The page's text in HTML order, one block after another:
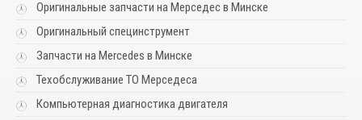
Оригинальные запчасти на Мерседес в Минске
Оригинальный специнструмент
Запчасти на Mercedes в Минске
Техобслуживание ТО Мерседеса
Компьютерная диагностика двигателя